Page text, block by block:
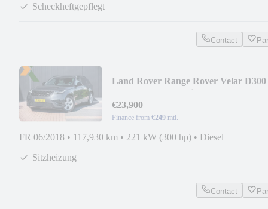
Scheckheftgepflegt
Contact
Land Rover Range Rover Velar D300
€23,900
Finance from €249 mtl.
FR 06/2018 • 117,930 km • 221 kW (300 hp) • Diesel
Sitzheizung
Contact